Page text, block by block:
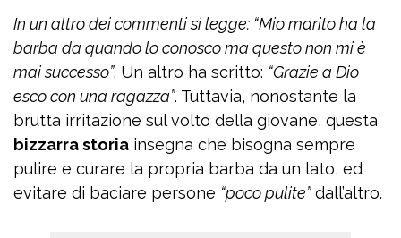
In un altro dei commenti si legge: “Mio marito ha la
barba da quando lo conosco ma questo non mi è
mai successo”. Un altro ha scritto: “Grazie a Dio
esco con una ragazza”. Tuttavia, nonostante la
brutta irritazione sul volto della giovane, questa
bizzarra storia insegna che bisogna sempre
pulire e curare la propria barba da un lato, ed
evitare di baciare persone “poco pulite”dall’altro.